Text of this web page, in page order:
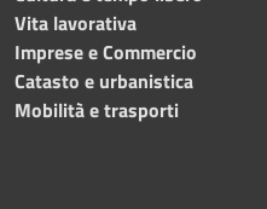
Vita lavorativa
Imprese e Commercio
Catasto e urbanistica
Mobilità e trasporti